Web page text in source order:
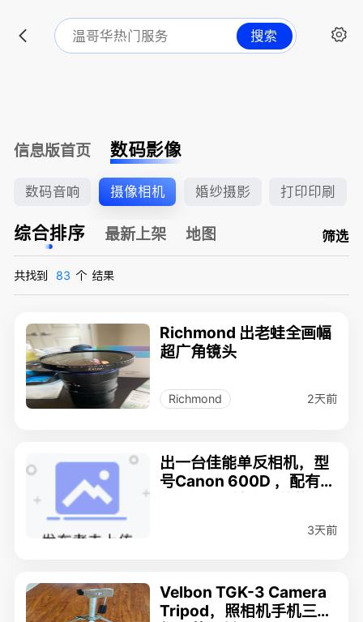
搜索
信息版首页 数码影像
数码音响 摄像相机 婚纱摄影 打印印刷
综合排序 最新上架 地图 筛选
共找到 83 个 结果
Richmond 出老蛙全画幅
超广角镜头
Richmond 2天前
出一台佳能单反相机，型
号Canon 600D ，配有1
3天前
Velbon TGK-3 Camera
Tripod，照相机手机三脚